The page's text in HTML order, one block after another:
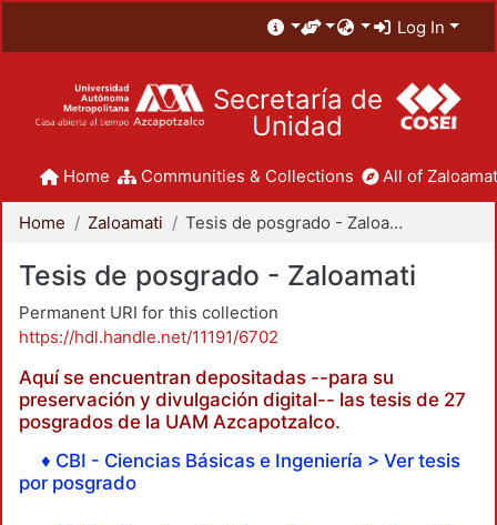
Log In
Secretaría de
Unidad
Home Communities & Collections All of
Home Zaloamati Tesis de posgrado - Zaloamati
Tesis de posgrado - Zaloamati
Permanent URI for this collection
https://hdl.handle.net/11191/6702
Aquí se encuentran depositadas --para su
preservación y divulgación digital-- las tesis de 27
posgrados de la UAM Azcapotzalco.
♦ CBI - Ciencias Básicas e Ingeniería > Ver tesis
por posgrado